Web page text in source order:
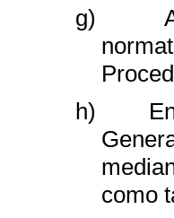
g)
h)
como